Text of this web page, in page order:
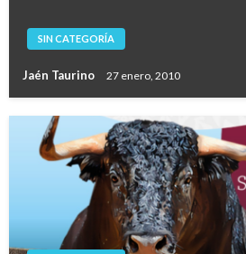
SIN CATEGORÍA
Jaén Taurino 27 enero, 2010